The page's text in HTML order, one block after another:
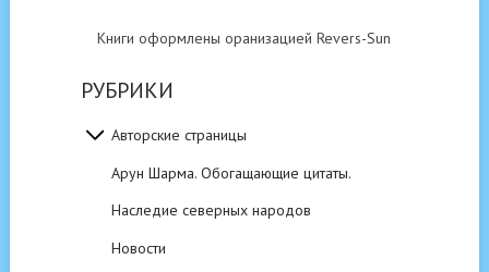
Книги оформлены оранизацией Revers-Sun
РУБРИКИ
Авторские страницы
Арун Шарма. Обогащающие цитаты.
Наследие северных народов
Новости